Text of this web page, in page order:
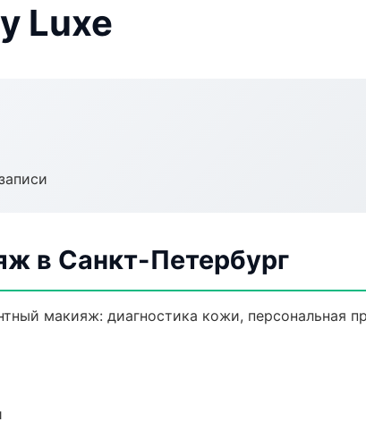
Luxe
в Санкт-Петербург
макияж: диагностика кожи, персональная